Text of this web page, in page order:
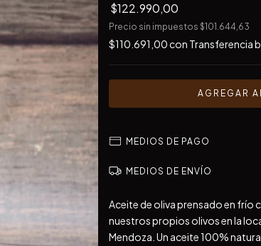
$122.990,00
Precio sin impuestos $101.644,63
$110.691,00con Transferencia
MEDIOS DE PAGO
MEDIOS DE ENVÍO
Aceite de oliva prensado en frío
nuestros propios olivos en la
Mendoza. Un aceite 100%